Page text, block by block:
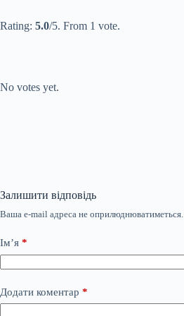
Rating: 5.0/5. From 1 vote.
No votes yet.
Залишити відповідь
Ваша e-mail адреса не оприлюднюватиметься.
Ім’я *
Додати коментар *